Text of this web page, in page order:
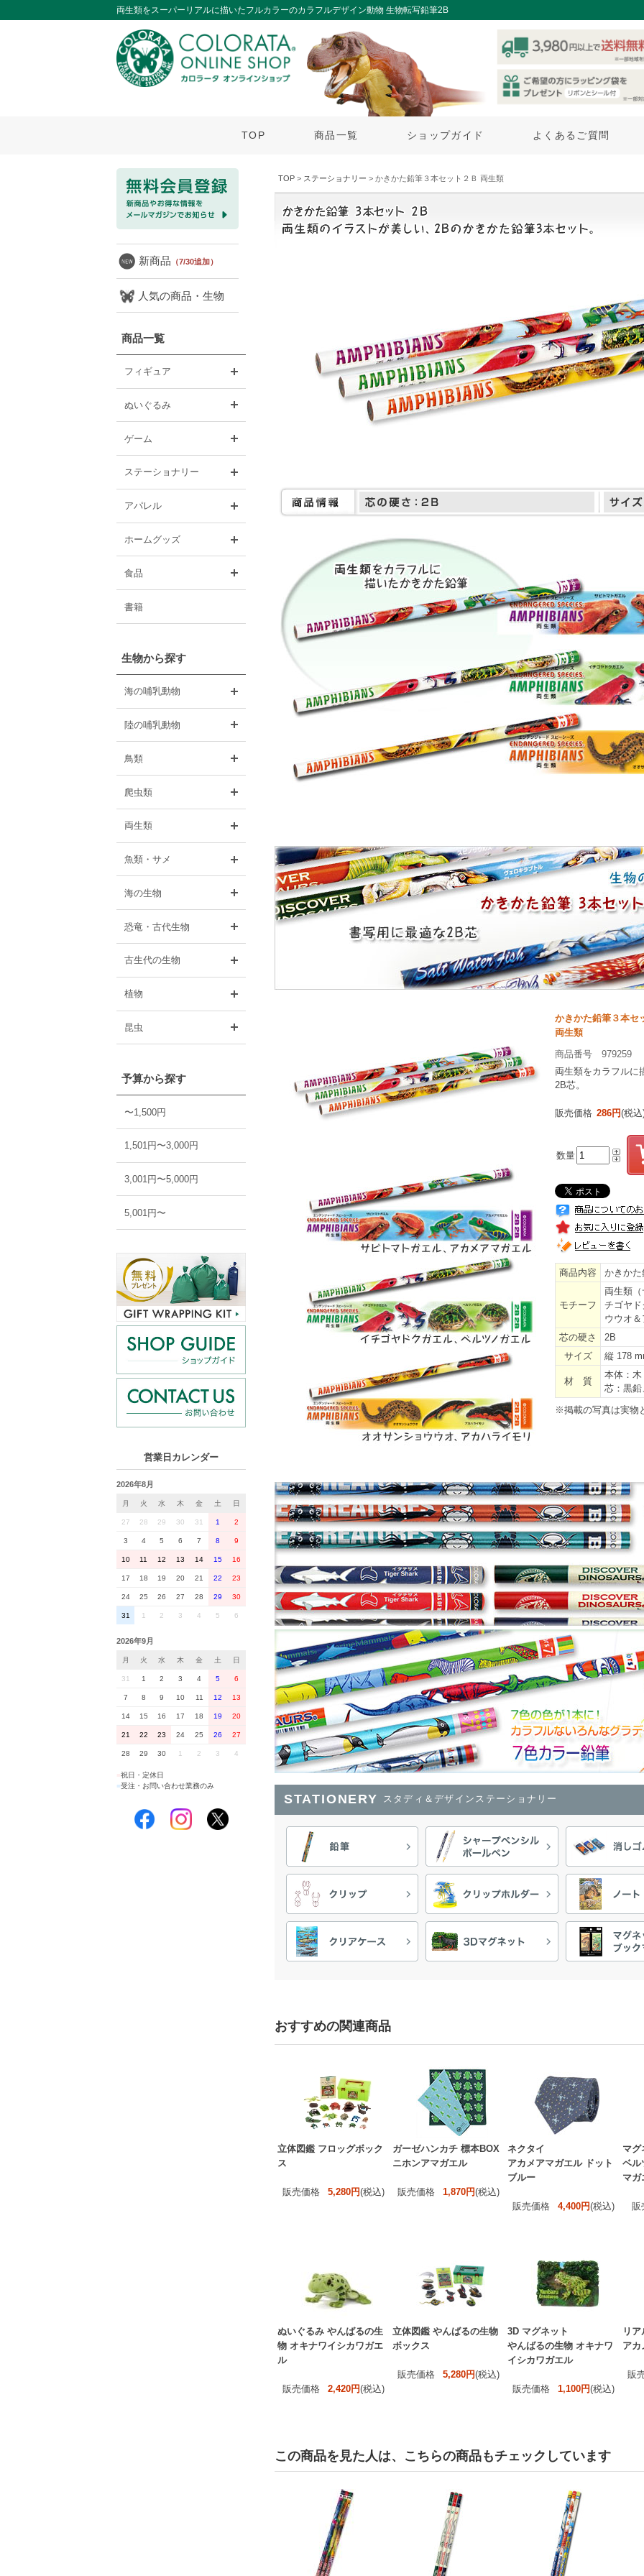
両生類をスーパーリアルに描いたフルカラーのカラフルデザイン動物 生物転写鉛筆2B
TOP 商品一覧 ショップガイド よくあるご質問
新商品 （7/30追加）
人気の商品・生物
商品一覧
フィギュア
ぬいぐるみ
ゲーム
ステーショナリー
アパレル
ホームグッズ
食品
書籍
生物から探す
海の哺乳動物
陸の哺乳動物
鳥類
爬虫類
両生類
魚類・サメ
海の生物
恐竜・古代生物
古生代の生物
植物
昆虫
予算から探す
〜1,500円
1,501円〜3,000円
3,001円〜5,000円
5,001円〜
営業日カレンダー
2026年8月
月 火 水 木 金 土 日
27 28 29 30 31 1 2
3 4 5 6 7 8 9
10 11 12 13 14 15 16
17 18 19 20 21 22 23
24 25 26 27 28 29 30
31 1 2 3 4 5 6
2026年9月
月 火 水 木 金 土 日
31 1 2 3 4 5 6
7 8 9 10 11 12 13
14 15 16 17 18 19 20
21 22 23 24 25 26 27
28 29 30 1 2 3 4
祝日・定休日
■受注・お問い合わせ業務のみ
TOP > ステーショナリー > かきかた鉛筆３本セット２Ｂ 両生類
かきかた鉛筆３本セ
両生類
商品番号 979259
両生類をカラフルに
2B芯。
販売価格 286円(税
数量
商品内容 かきか
モチーフ
両生類
チゴヤ
ウウオ
芯の硬さ
2B
サイズ
縦 178
材 質
本体：木
芯：黒鉛
※掲載の写真は実物
STATIONERY スタディ＆デザインステーショナリー
おすすめの関連商品
立体図鑑 フロッグボック
ス
販売価格 5,280円(税込)
ガーゼハンカチ 標本BOX
ニホンアマガエル
販売価格 1,870円(税込)
ネクタイ
アカメアマガエル ドット
ブルー
販売価格 4,400円(税込)
マグ
ベル
マガ
販
ぬいぐるみ やんばるの生
物 オキナワイシカワガエ
ル
販売価格 2,420円(税込)
立体図鑑 やんばるの生物
ボックス
販売価格 5,280円(税込)
3D マグネット
やんばるの生物 オキナワ
イシカワガエル
販売価格 1,100円(税込)
リ
アカ
販
この商品を見た人は、こちらの商品もチェックしています